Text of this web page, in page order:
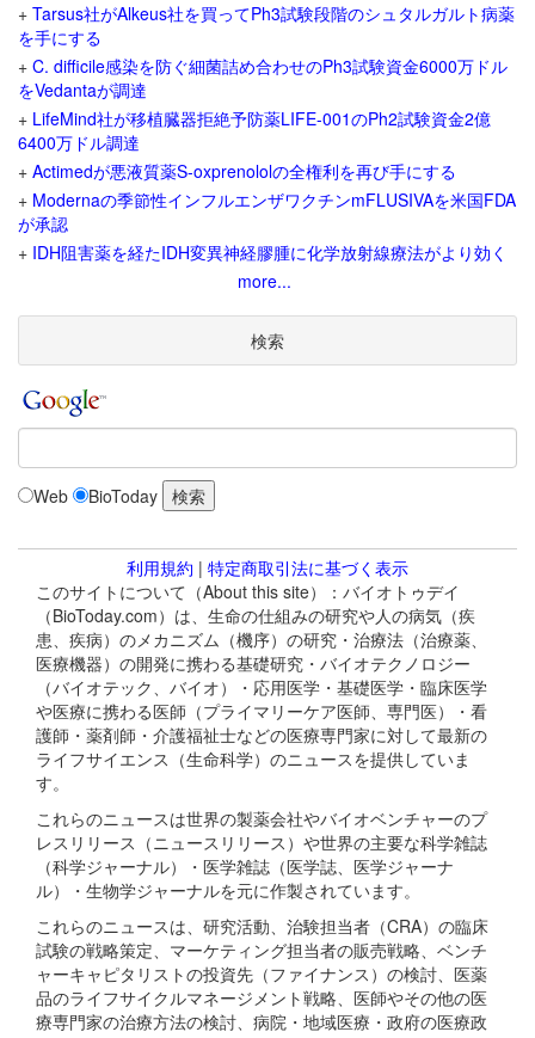
+ Tarsus社がAlkeus社を買ってPh3試験段階のシュタルガルト病薬
を手にする
+ C. difficile感染を防ぐ細菌詰め合わせのPh3試験資金6000万ドル
をVedantaが調達
+ LifeMind社が移植臓器拒絶予防薬LIFE-001のPh2試験資金2億
6400万ドル調達
+ Actimedが悪液質薬S-oxprenololの全権利を再び手にする
+ Modernaの季節性インフルエンザワクチンmFLUSIVAを米国FDA
が承認
+ IDH阻害薬を経たIDH変異神経膠腫に化学放射線療法がより効く
more...
検索
Web BioToday
利用規約 | 特定商取引法に基づく表示
このサイトについて（About this site）：バイオトゥデイ
（BioToday.com）は、生命の仕組みの研究や人の病気（疾
患、疾病）のメカニズム（機序）の研究・治療法（治療薬、
医療機器）の開発に携わる基礎研究・バイオテクノロジー
（バイオテック、バイオ）・応用医学・基礎医学・臨床医学
や医療に携わる医師（プライマリーケア医師、専門医）・看
護師・薬剤師・介護福祉士などの医療専門家に対して最新の
ライフサイエンス（生命科学）のニュースを提供していま
す。
これらのニュースは世界の製薬会社やバイオベンチャーのプ
レスリリース（ニュースリリース）や世界の主要な科学雑誌
（科学ジャーナル）・医学雑誌（医学誌、医学ジャーナ
ル）・生物学ジャーナルを元に作製されています。
これらのニュースは、研究活動、治験担当者（CRA）の臨床
試験の戦略策定、マーケティング担当者の販売戦略、ベンチ
ャーキャピタリストの投資先（ファイナンス）の検討、医薬
品のライフサイクルマネージメント戦略、医師やその他の医
療専門家の治療方法の検討、病院・地域医療・政府の医療政